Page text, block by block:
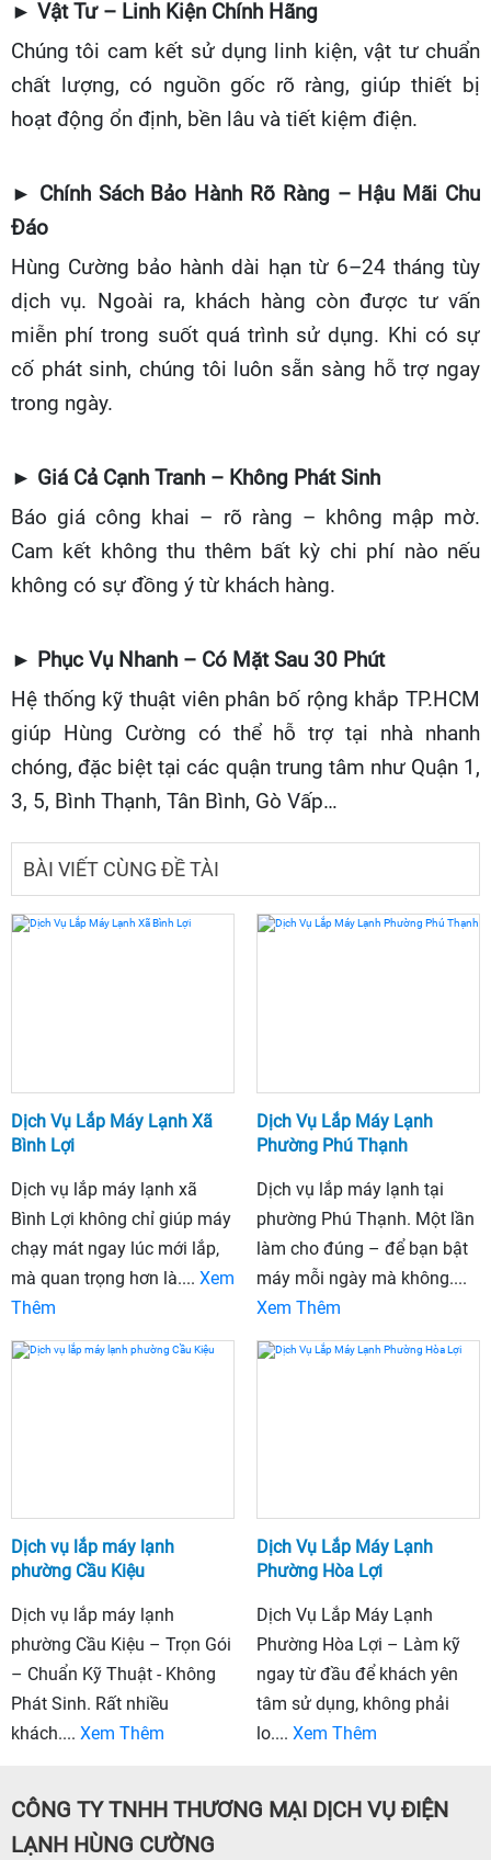
► Vật Tư – Linh Kiện Chính Hãng
Chúng tôi cam kết sử dụng linh kiện, vật tư chuẩn
chất lượng, có nguồn gốc rõ ràng, giúp thiết bị
hoạt động ổn định, bền lâu và tiết kiệm điện.
► Chính Sách Bảo Hành Rõ Ràng – Hậu Mãi Chu
Đáo
Hùng Cường bảo hành dài hạn từ 6–24 tháng tùy
dịch vụ. Ngoài ra, khách hàng còn được tư vấn
miễn phí trong suốt quá trình sử dụng. Khi có sự
cố phát sinh, chúng tôi luôn sẵn sàng hỗ trợ ngay
trong ngày.
► Giá Cả Cạnh Tranh – Không Phát Sinh
Báo giá công khai – rõ ràng – không mập mờ.
Cam kết không thu thêm bất kỳ chi phí nào nếu
không có sự đồng ý từ khách hàng.
► Phục Vụ Nhanh – Có Mặt Sau 30 Phút
Hệ thống kỹ thuật viên phân bố rộng khắp TP.HCM
giúp Hùng Cường có thể hỗ trợ tại nhà nhanh
chóng, đặc biệt tại các quận trung tâm như Quận 1,
3, 5, Bình Thạnh, Tân Bình, Gò Vấp…
BÀI VIẾT CÙNG ĐỀ TÀI
Dịch Vụ Lắp Máy Lạnh Xã
Bình Lợi
Dịch vụ lắp máy lạnh xã
Bình Lợi không chỉ giúp máy
chạy mát ngay lúc mới lắp,
mà quan trọng hơn là.... Xem
Thêm
Dịch Vụ Lắp Máy Lạnh
Phường Phú Thạnh
Dịch vụ lắp máy lạnh tại
phường Phú Thạnh. Một lần
làm cho đúng – để bạn bật
máy mỗi ngày mà không....
Xem Thêm
Dịch vụ lắp máy lạnh
phường Cầu Kiệu
Dịch vụ lắp máy lạnh
phường Cầu Kiệu – Trọn Gói
– Chuẩn Kỹ Thuật - Không
Phát Sinh. Rất nhiều
khách.... Xem Thêm
Dịch Vụ Lắp Máy Lạnh
Phường Hòa Lợi
Dịch Vụ Lắp Máy Lạnh
Phường Hòa Lợi – Làm kỹ
ngay từ đầu để khách yên
tâm sử dụng, không phải
lo.... Xem Thêm
CÔNG TY TNHH THƯƠNG MẠI DỊCH VỤ ĐIỆN
LẠNH HÙNG CƯỜNG